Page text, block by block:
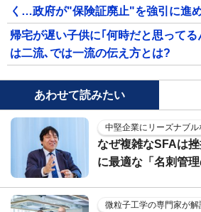
く…政府が"保険証廃止"を強引に進
帰宅が遅い子供に｢何時だと思ってる
は二流､では一流の伝え方とは?
あわせて読みたい
中堅企業にリーズナブル
なぜ複雑なSFAは
に最適な「名刺管
微粒子工学の専門家が解